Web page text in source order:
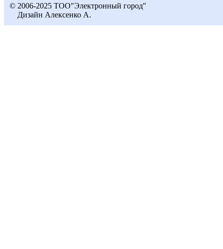
© 2006-2025 ТОО"Электронный город"
Дизайн Алексенко А.